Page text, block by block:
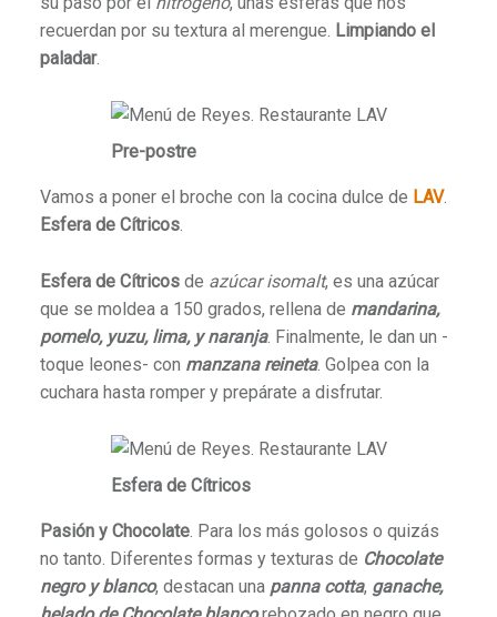
recuerdan por su textura al merengue. Limpiando el
paladar.
Pre-postre
Vamos a poner el broche con la cocina dulce de LAV.
Esfera de Cítricos.
Esfera de Cítricosde azúcar isomalt, es una azúcar
que se moldea a 150 grados, rellena de mandarina,
pomelo, yuzu, lima, y naranja. Finalmente, le dan un -
toque leones- con manzana reineta. Golpea con la
cuchara hasta romper y prepárate a disfrutar.
Esfera de Cítricos
Pasión y Chocolate. Para los más golosos o quizás
no tanto. Diferentes formas y texturas de Chocolate
negro y blanco, destacan una panna cotta, ganache,